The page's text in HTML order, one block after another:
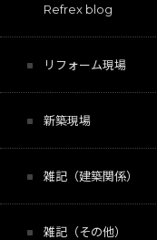
Refrex blog
リフォーム現場
新築現場
雑記（建築関係）
雑記（その他）